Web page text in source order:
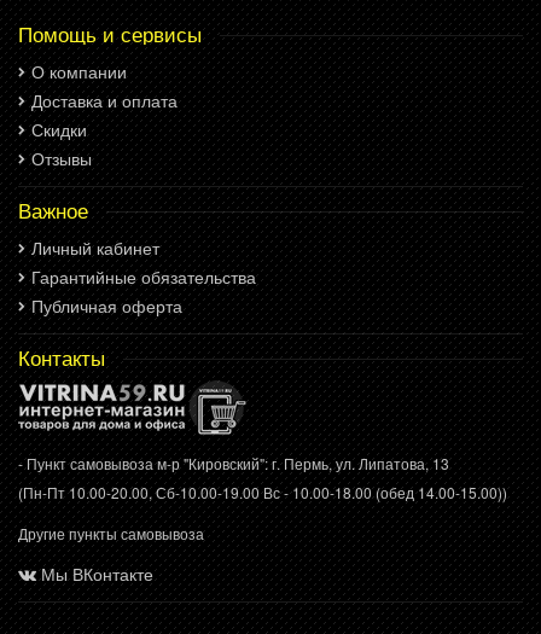
Помощь и сервисы
О компании
Доставка и оплата
Скидки
Отзывы
Важное
Личный кабинет
Гарантийные обязательства
Публичная оферта
Контакты
- Пункт самовывоза м-р "Кировский": г. Пермь, ул. Липатова, 13
(Пн-Пт 10.00-20.00, Сб-10.00-19.00 Вс - 10.00-18.00 (обед 14.00-15.00))
Другие пункты самовывоза
Мы ВКонтакте